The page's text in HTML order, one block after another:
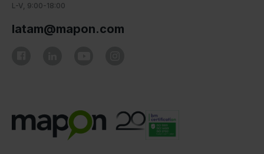
L-V, 9:00-18:00
latam@mapon.com